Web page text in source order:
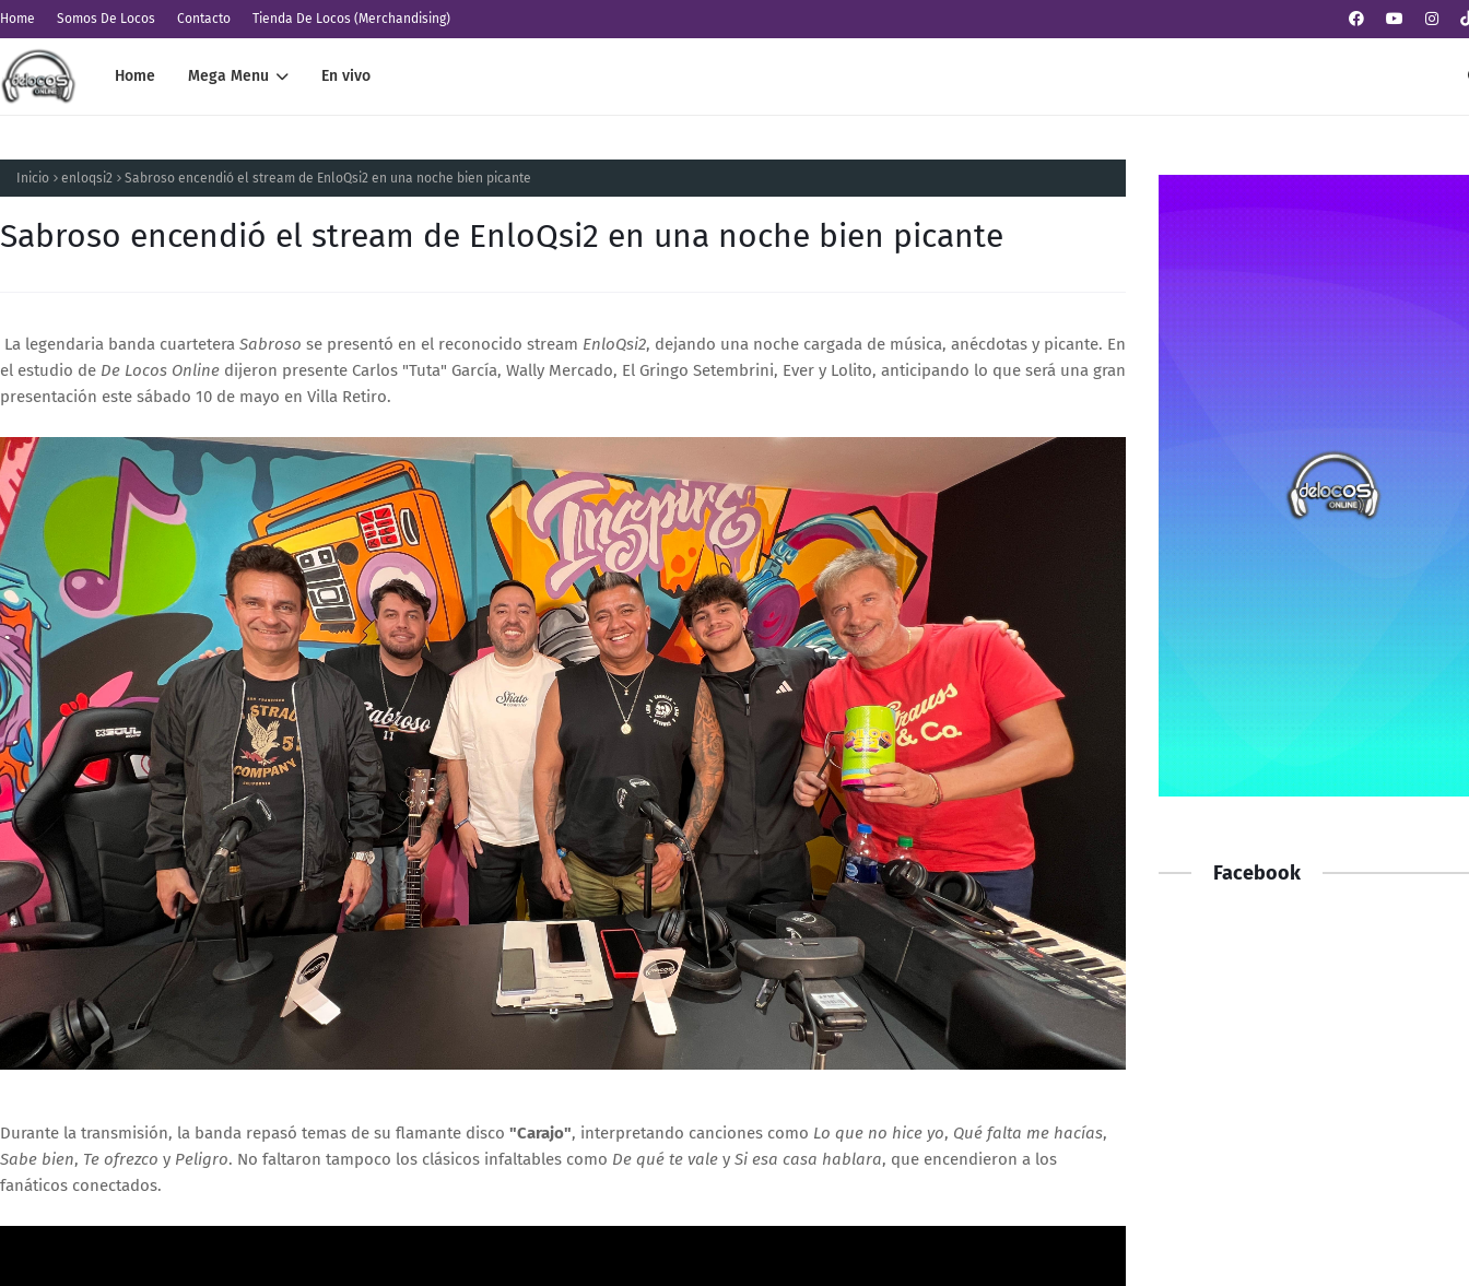
Home Somos De Locos Contacto Tienda De Locos (Merchandising)
Home Mega Menu En vivo
Inicio enloqsi2 Sabroso encendió el stream de EnloQsi2 en una noche bien picante
Sabroso encendió el stream de EnloQsi2 en una noche bien picante
La legendaria banda cuartetera Sabroso se presentó en el reconocido stream EnloQsi2, dejando una noche cargada de música, anécdotas y picante. En
el estudio de De Locos Online dijeron presente Carlos "Tuta" García, Wally Mercado, El Gringo Setembrini, Ever y Lolito, anticipando lo que será una gran
presentación este sábado 10 de mayo en Villa Retiro.
Durante la transmisión, la banda repasó temas de su flamante disco "Carajo", interpretando canciones como Lo que no hice yo, Qué falta me hacías,
Sabe bien, Te ofrezco y Peligro. No faltaron tampoco los clásicos infaltables como De qué te vale y Si esa casa hablara, que encendieron a los
fanáticos conectados.
Facebook